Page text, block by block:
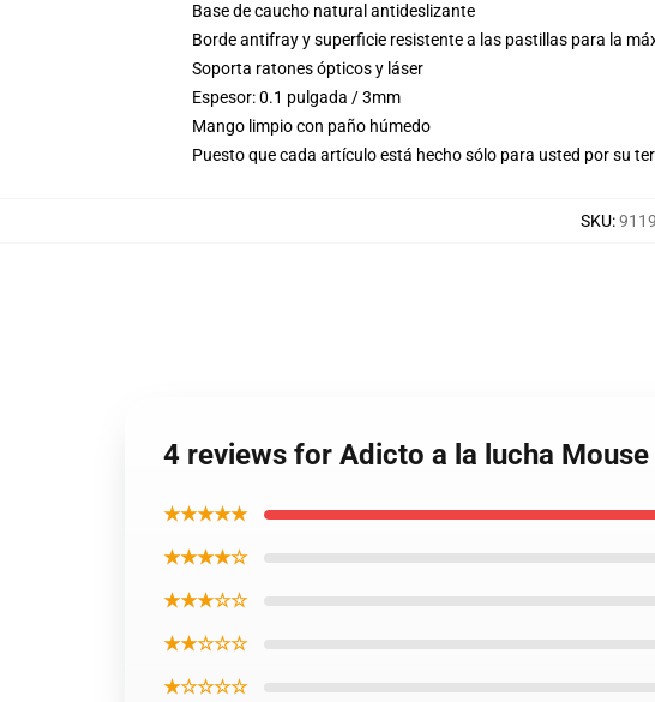
Base de caucho natural antideslizante
Borde antifray y superficie resistente a las pastillas para la
Soporta ratones ópticos y láser
Espesor: 0.1 pulgada / 3mm
Mango limpio con paño húmedo
Puesto que cada artículo está hecho sólo para usted por su
SKU:
4 reviews for Adicto a la lucha Mouse
★★★★★
★★★★☆
★★★☆☆
★★☆☆☆
★☆☆☆☆